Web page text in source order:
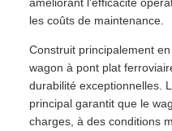
les coûts de maintenance.
Construit principalement
wagon à pont plat
durabilité exceptionnelles.
principal garantit que le
charges, à des conditions